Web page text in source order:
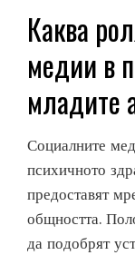
Каква
медии в
младите
Социалните
психичното
предоставят
общността.
да подобрят